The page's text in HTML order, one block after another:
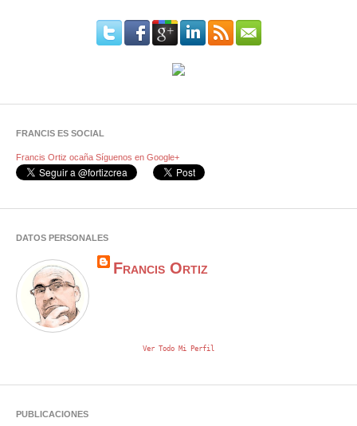
FRANCIS ES SOCIAL
Francis Ortiz ocaña Síguenos en Google+
DATOS PERSONALES
Francis Ortiz
Ver Todo Mi Perfil
PUBLICACIONES